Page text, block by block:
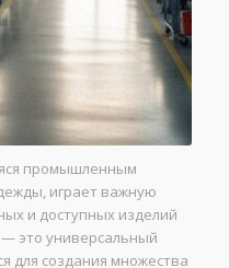
промышленным
играет важную
и доступных изделий
это универсальный
для создания множества